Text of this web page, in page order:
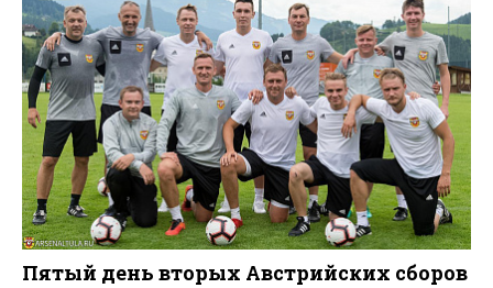
Пятый день вторых Австрийских сборов